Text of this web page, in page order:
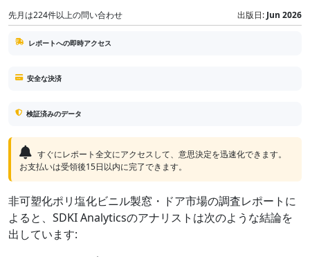
先月は224件以上の問い合わせ 出版日: Jun 2026
レポートへの即時アクセス
安全な決済
検証済みのデータ
すぐにレポート全文にアクセスして、意思決定を迅速化できます。
お支払いは受領後15日以内に完了できます。
非可塑化ポリ塩化ビニル製窓・ドア市場の調査レポートに
よると、SDKI Analyticsのアナリストは次のような結論を
出しています: